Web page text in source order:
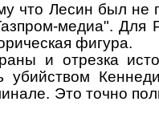
что Лесин был не
медиа". Для
фигура.
и отрезка
убийством
Это точно